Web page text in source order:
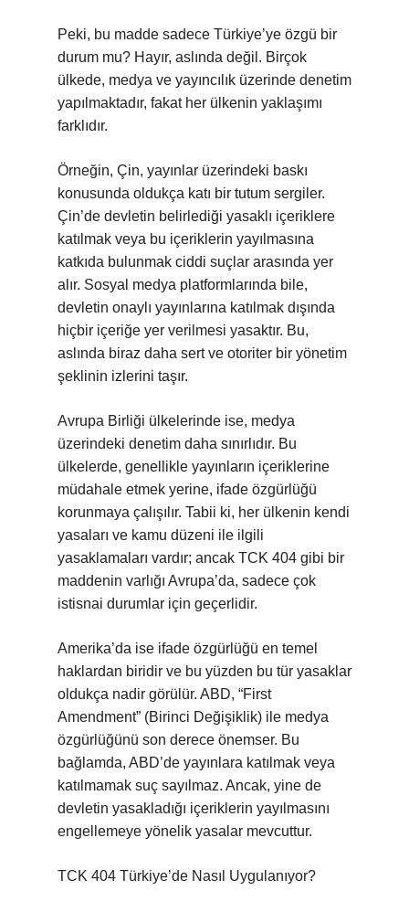
Peki, bu madde sadece Türkiye’ye özgü bir
durum mu? Hayır, aslında değil. Birçok
ülkede, medya ve yayıncılık üzerinde denetim
yapılmaktadır, fakat her ülkenin yaklaşımı
farklıdır.
Örneğin, Çin, yayınlar üzerindeki baskı
konusunda oldukça katı bir tutum sergiler.
Çin’de devletin belirlediği yasaklı içeriklere
katılmak veya bu içeriklerin yayılmasına
katkıda bulunmak ciddi suçlar arasında yer
alır. Sosyal medya platformlarında bile,
devletin onaylı yayınlarına katılmak dışında
hiçbir içeriğe yer verilmesi yasaktır. Bu,
aslında biraz daha sert ve otoriter bir yönetim
şeklinin izlerini taşır.
Avrupa Birliği ülkelerinde ise, medya
üzerindeki denetim daha sınırlıdır. Bu
ülkelerde, genellikle yayınların içeriklerine
müdahale etmek yerine, ifade özgürlüğü
korunmaya çalışılır. Tabii ki, her ülkenin kendi
yasaları ve kamu düzeni ile ilgili
yasaklamaları vardır; ancak TCK 404 gibi bir
maddenin varlığı Avrupa’da, sadece çok
istisnai durumlar için geçerlidir.
Amerika’da ise ifade özgürlüğü en temel
haklardan biridir ve bu yüzden bu tür yasaklar
oldukça nadir görülür. ABD, “First
Amendment” (Birinci Değişiklik) ile medya
özgürlüğünü son derece önemser. Bu
bağlamda, ABD’de yayınlara katılmak veya
katılmamak suç sayılmaz. Ancak, yine de
devletin yasakladığı içeriklerin yayılmasını
engellemeye yönelik yasalar mevcuttur.
TCK 404 Türkiye’de Nasıl Uygulanıyor?